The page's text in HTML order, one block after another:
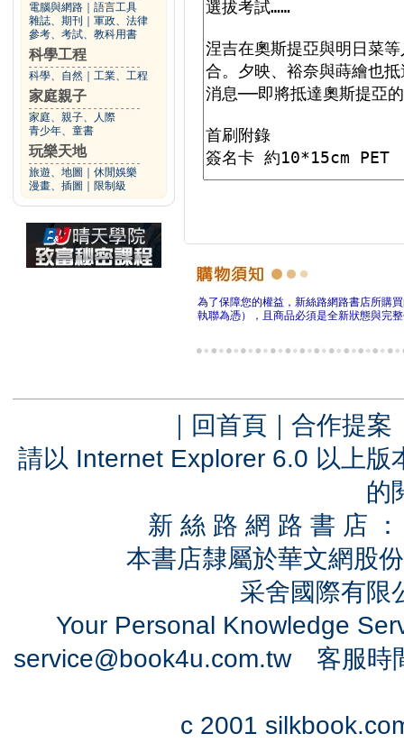
電腦與網路
語言工具
雜誌、期刊
軍政、法律
參考、考試、教科用書
科學工程
科學、自然 工業、工程
家庭親子
家庭、親子、人際
青少年、童書
玩樂天地
旅遊、地圖
休閒娛樂
漫畫、插圖
限制級
為了保障您的權益，新絲路網路書店所購
執聯為憑），且商品必須是全新狀態與完
｜ 回首頁 ｜ 合作提案
請以 Internet Explorer 6.0 以上
的
新 絲 路 網 路 書 店
本書店隸屬於華文網股
采舍國際有
Your Personal Knowledge
service@book4u.com.tw客服時
c 2001